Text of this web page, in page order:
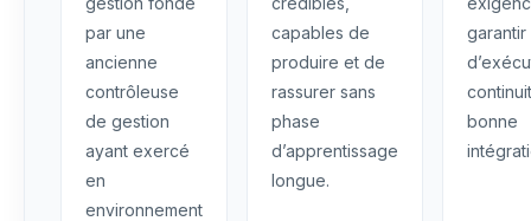
par une
ancienne
contrôleuse
de gestion
ayant exercé
en
environnement
capables de
produire et de
rassurer sans
phase
d’apprentissage
longue.
garantir
bonne